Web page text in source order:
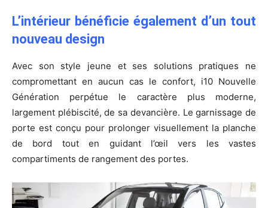
L’intérieur bénéficie également d’un tout
nouveau design
Avec son style jeune et ses solutions pratiques ne
compromettant en aucun cas le confort, i10 Nouvelle
Génération perpétue le caractère plus moderne,
largement plébiscité, de sa devancière. Le garnissage de
porte est conçu pour prolonger visuellement la planche
de bord tout en guidant l’œil vers les vastes
compartiments de rangement des portes.